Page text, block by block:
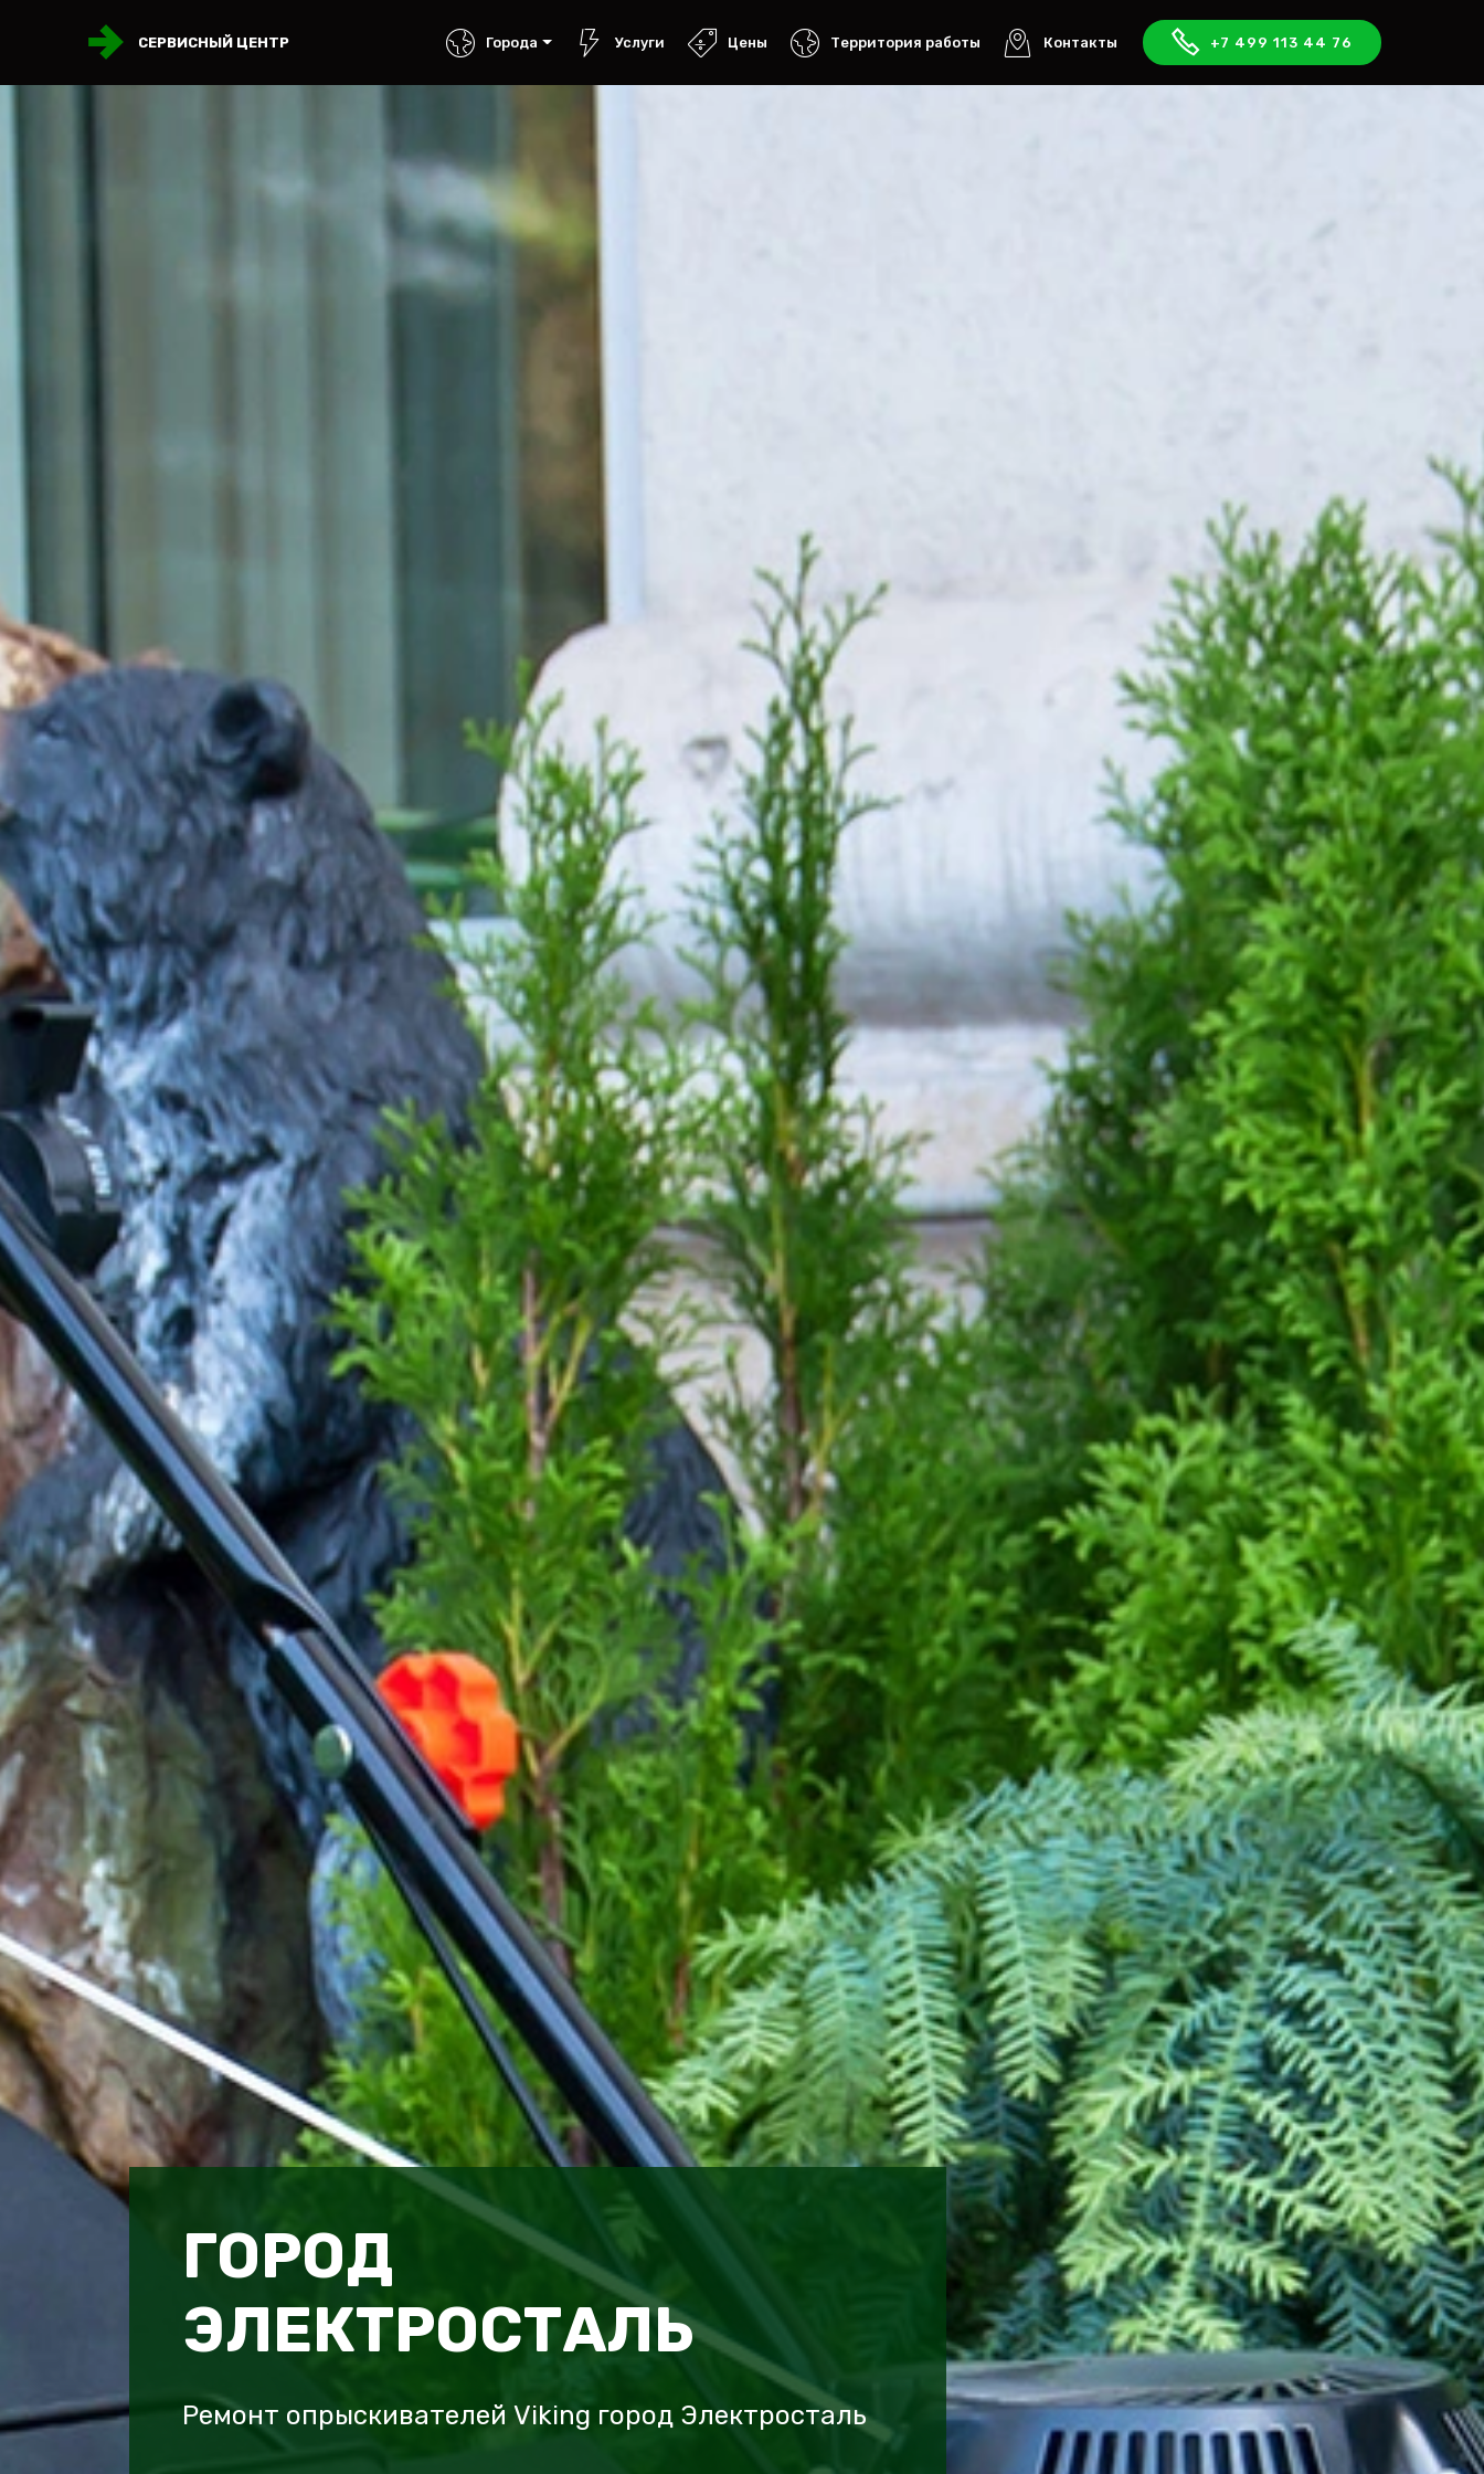
СЕРВИСНЫЙ ЦЕНТР Города Услуги Цены Территория работы Контакты +7 499 113 44 76
ГОРОД
ЭЛЕКТРОСТАЛЬ
Ремонт опрыскивателей Viking город Электросталь